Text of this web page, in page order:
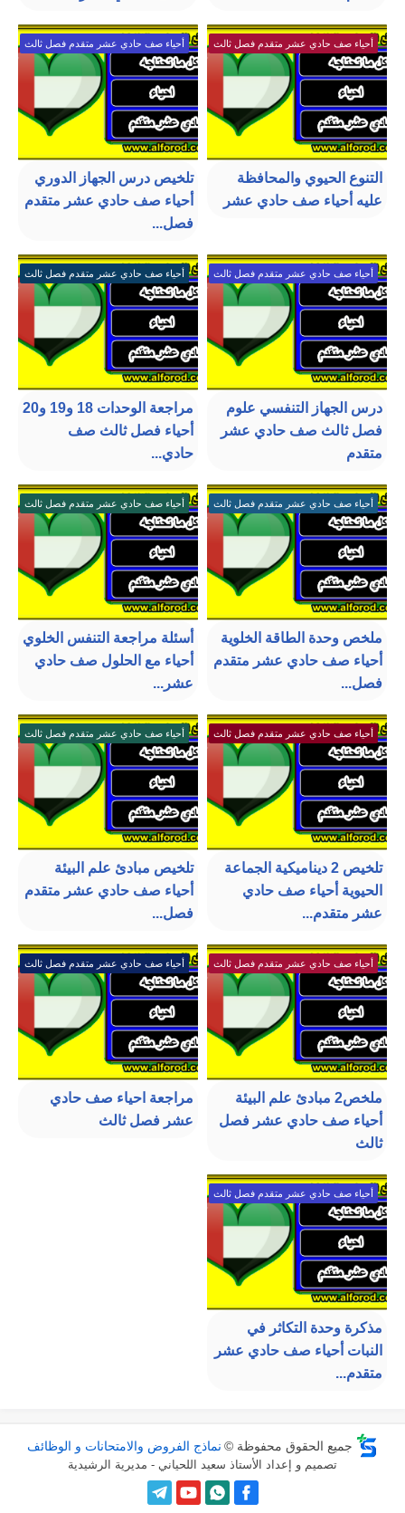
أحياء صف حادي عشر متقدم فصل ثالث
التنوع الحيوي والمحافظة
عليه أحياء صف حادي عشر
أحياء صف حادي عشر متقدم فصل ثالث
تلخيص درس الجهاز الدوري
أحياء صف حادي عشر متقدم
فصل...
أحياء صف حادي عشر متقدم فصل ثالث
درس الجهاز التنفسي علوم
فصل ثالث صف حادي عشر
متقدم
أحياء صف حادي عشر متقدم فصل ثالث
مراجعة الوحدات 18 و19 و20
أحياء فصل ثالث صف
حادي...
أحياء صف حادي عشر متقدم فصل ثالث
ملخص وحدة الطاقة الخلوية
أحياء صف حادي عشر متقدم
فصل...
أحياء صف حادي عشر متقدم فصل ثالث
أسئلة مراجعة التنفس الخلوي
أحياء مع الحلول صف حادي
عشر...
أحياء صف حادي عشر متقدم فصل ثالث
تلخيص 2 ديناميكية الجماعة
الحيوية أحياء صف حادي
عشر متقدم...
أحياء صف حادي عشر متقدم فصل ثالث
تلخيص مبادئ علم البيئة
أحياء صف حادي عشر متقدم
فصل...
أحياء صف حادي عشر متقدم فصل ثالث
ملخص2 مبادئ علم البيئة
أحياء صف حادي عشر فصل
ثالث
أحياء صف حادي عشر متقدم فصل ثالث
مراجعة احياء صف حادي
عشر فصل ثالث
أحياء صف حادي عشر متقدم فصل ثالث
مذكرة وحدة التكاثر في
النبات أحياء صف حادي عشر
متقدم...
جميع الحقوق محفوظة © نماذج الفروض والامتحانات و الوظائف
تصميم و إعداد الأستاذ سعيد اللحياني - مديرية الرشيدية